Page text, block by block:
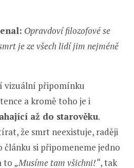
Opravdoví filozofové se
je ze všech lidí jim nejméně
vizuální připomínku
a kromě toho je i
až do starověku.
že smrt neexistuje, raději
článku si připomeneme jedno
to „Musíme tam všichni!“, tak